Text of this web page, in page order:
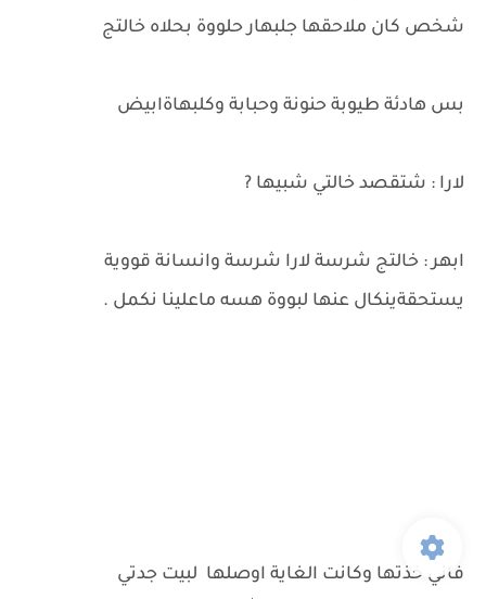
شخص كان ملاحقها جلبهار حلووة بحلاه خالتج
بس هادئة طيوبة حنونة وحبابة وكلبهاةابيض
لارا : شتقصد خالتي شبيها ?
ابهر : خالتج شرسة لارا شرسة وانسانة قووية
يستحقةينكال عنها لبووة هسه ماعلينا نكمل .
فاني خذتها وكانت الغاية اوصلها لبيت جدتي